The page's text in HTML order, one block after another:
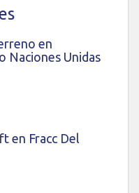
en
Naciones Unidas
en Fracc Del